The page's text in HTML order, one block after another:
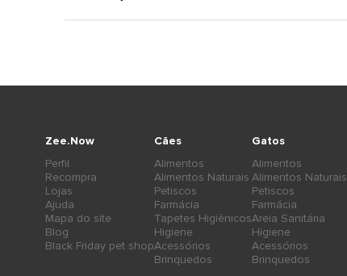
Cães
Alimentos
Alimentos Naturais
Petiscos
Farmácia
Tapetes Higiênicos
Higiene
Acessórios
Brinquedos
Gatos
Alimentos
Alimentos Naturais
Petiscos
Farmácia
Areia Sanitária
Higiene
Acessórios
Brinquedos
Zee.Now
Perfil
Recompra
Lojas
Ajuda
Mapa do site
Blog
Black Friday pet shop